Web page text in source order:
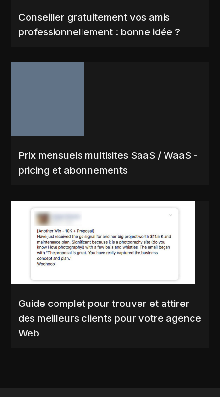
Conseiller gratuitement vos amis
professionnellement : bonne idée ?
Prix mensuels multisites SaaS / WaaS -
pricing et abonnements
Guide complet pour trouver et attirer
des meilleurs clients pour votre agence
Web